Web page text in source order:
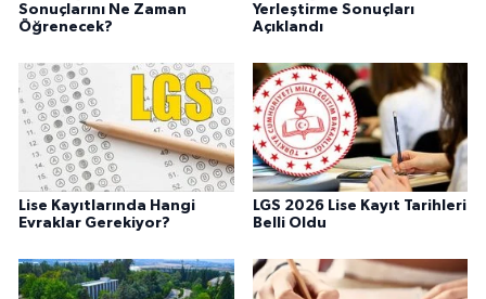
Sonuçlarını Ne Zaman
Öğrenecek?
Yerleştirme Sonuçları
Açıklandı
Lise Kayıtlarında Hangi
Evraklar Gerekiyor?
LGS 2026 Lise Kayıt Tarihleri
Belli Oldu